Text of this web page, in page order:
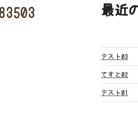
最近
テスト03
てすと02
テスト01